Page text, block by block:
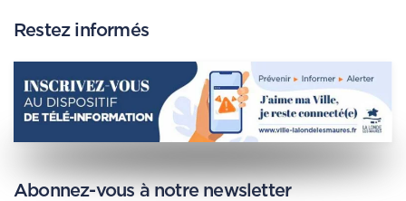
Restez informés
Abonnez-vous à notre newsletter